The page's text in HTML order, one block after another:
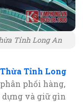
Tỉnh Long An
Tỉnh Long
phối hàng,
và giữ gìn